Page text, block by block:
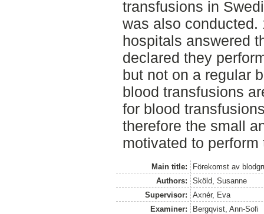
transfusions in
was also
hospitals answered
declared they
but not on a regular
blood transfusions
for blood
therefore the small
motivated to perform
Main title:
Förekomst av
Authors:
Sköld, Susanne
Supervisor:
Axnér, Eva
Examiner:
Bergqvist, Ann-Sofi